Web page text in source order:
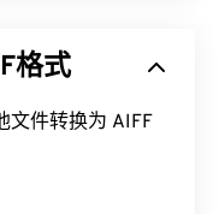
可靠的程序，可
X 和移动设备。
和Windows
是无损的
，这意
以定位循环点数据
。
格式
文件转换为 AIFF